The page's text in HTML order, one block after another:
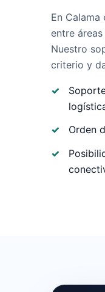
En
entre
Nuestro
criterio y
Orden